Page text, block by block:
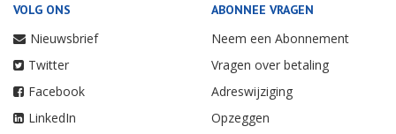
VOLG ONS
Nieuwsbrief
Twitter
Facebook
LinkedIn
ABONNEE VRAGEN
Neem een Abonnement
Vragen over betaling
Adreswijziging
Opzeggen